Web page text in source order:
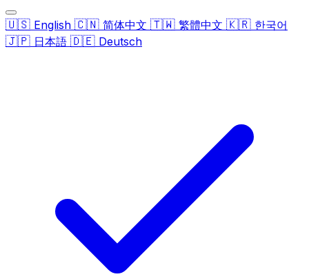
🇺🇸 English 🇨🇳 简体中文 🇹🇼 繁體中文 🇰🇷 한국어
🇯🇵 日本語 🇩🇪 Deutsch